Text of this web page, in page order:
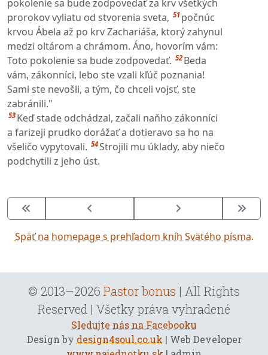
pokolenie sa bude zodpovedať za krv všetkých
prorokov vyliatu od stvorenia sveta, 51 počnúc
krvou Ábela až po krv Zachariáša, ktorý zahynul
medzi oltárom a chrámom. Áno, hovorím vám:
Toto pokolenie sa bude zodpovedať. 52 Beda
vám, zákonníci, lebo ste vzali kľúč poznania!
Sami ste nevošli, a tým, čo chceli vojsť, ste
zabránili."
53 Keď stade odchádzal, začali naňho zákonníci
a farizeji prudko dorážať a dotieravo sa ho na
všeličo vypytovali. 54Strojili mu úklady, aby niečo
podchytili z jeho úst.
Späť na homepage s prehľadom kníh Svätého písma.
© 2013–2026 Pastor bonus | All Rights
Reserved | Všetky práva vyhradené
Sledujte nás na Facebooku
Design by design4soul.co.uk | Web Developer